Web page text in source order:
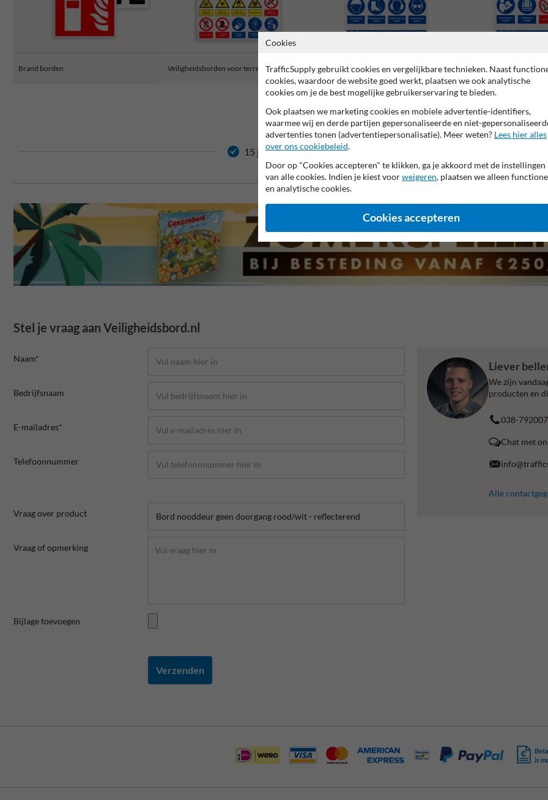
Brand borden Veiligheidsborden voor terrein Bouwplaats borden
werkplaats
15 jaar garantie op reflecterende folie
Stel je vraag aan Veiligheidsbord.nl
Naam*
Bedrijfsnaam
E-mailadres*
Telefoonnummer
Vraag over product
Vraag of opmerking
Bijlage toevoegen
Verzenden
Liever
We zijn
producten en
038-
Chat met
Alle
is
Cookies
TrafficSupply gebruikt cookies en vergelijkbare technieken. Naast
cookies, waardoor de website goed werkt, plaatsen we ook analytische
cookies om je de best mogelijke gebruikerservaring te bieden.
Ook plaatsen we marketing cookies en mobiele advertentie-identifiers,
waarmee wij en derde partijen gepersonaliseerde en niet-
advertenties tonen (advertentiepersonalisatie). Meer weten? Lees hier alles
over ons cookiebeleid.
Door op "Cookies accepteren" te klikken, ga je akkoord met de instellingen
van alle cookies. Indien je kiest voorweigeren, plaatsen we alleen
en analytische cookies.
Cookies accepteren